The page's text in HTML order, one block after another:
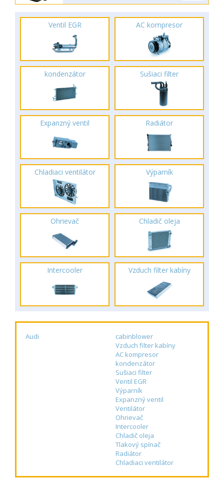
Ventil EGR AC kompresor
kondenzátor Sušiaci filter
Expanzný ventil Radiátor
Chladiaci ventilátor Výparník
Ohrievač Chladič oleja
Intercooler Vzduch filter kabíny
Audi
cabinblower
Vzduch filter kabíny
AC kompresor
kondenzátor
Sušiaci filter
Ventil EGR
Výparník
Expanzný ventil
Ventilátor
Ohrievač
Intercooler
Chladič oleja
Tlakový spínač
Radiátor
Chladiaci ventilátor